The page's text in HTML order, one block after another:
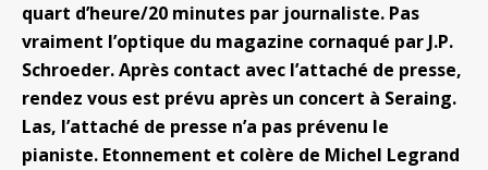
quart d’heure/20 minutes par journaliste. Pas
vraiment l’optique du magazine cornaqué par J.P.
Schroeder. Après contact avec l’attaché de presse,
rendez vous est prévu après un concert à Seraing.
Las, l’attaché de presse n’a pas prévenu le
pianiste. Etonnement et colère de Michel Legrand